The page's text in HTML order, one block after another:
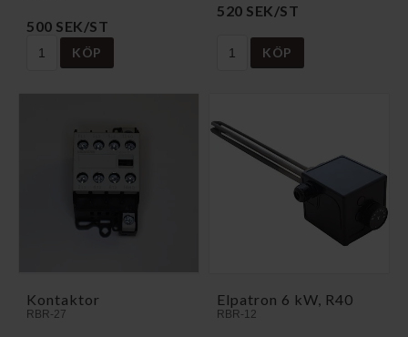
500 SEK/ST
KÖP
520 SEK/ST
KÖP
Kontaktor
RBR-27
Elpatron 6 kW, R40
RBR-12